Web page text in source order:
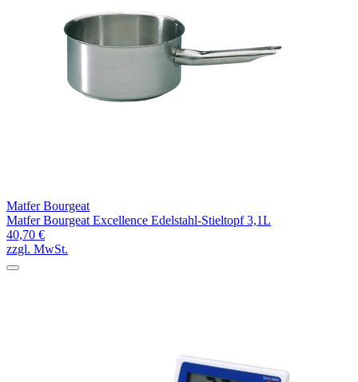
Matfer Bourgeat
Matfer Bourgeat Excellence Edelstahl-Stieltopf 3,1L
40,70 €
zzgl. MwSt.